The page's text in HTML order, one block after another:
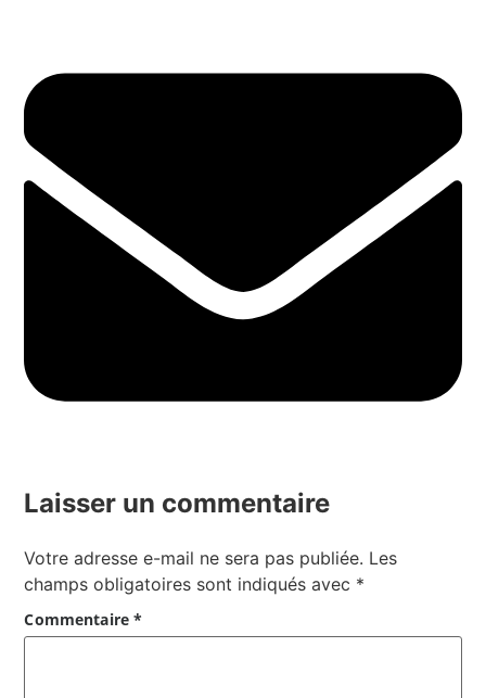
Laisser un commentaire
Votre adresse e-mail ne sera pas publiée. Les
champs obligatoires sont indiqués avec *
Commentaire*